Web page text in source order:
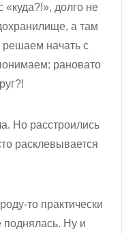
долго не
а там
решаем начать с
рановато
Но расстроились
расклевывается
то практически
поднялась. Ну и